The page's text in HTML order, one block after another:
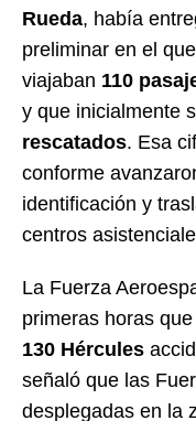
Rueda, había
preliminar en el
viajaban 110
y que inicialmente
rescatados. Esa
conforme
identificación y
centros
La Fuerza
primeras horas
130 Hércules
señaló que las
desplegadas en la